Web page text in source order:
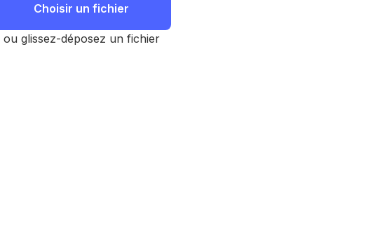
Choisir un fichier
ou glissez-déposez un fichier